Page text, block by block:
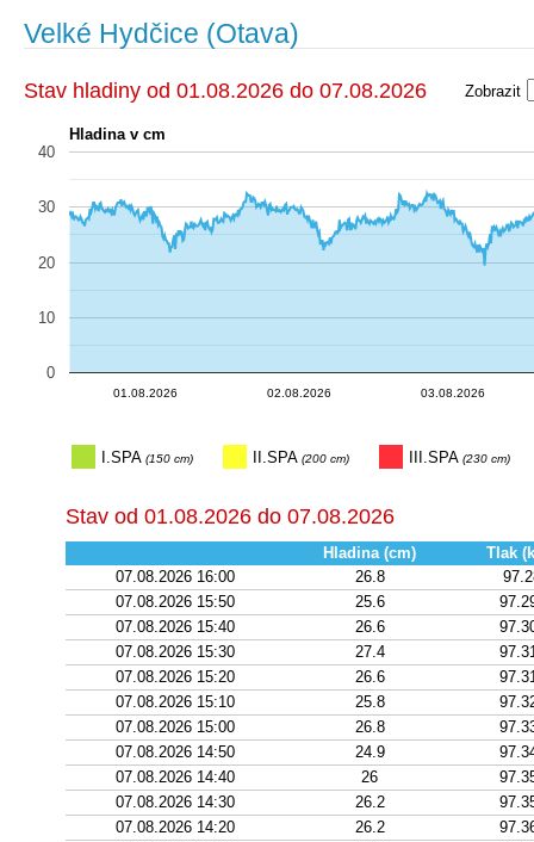
Velké Hydčice (Otava)
Stav hladiny od 01.08.2026 do 07.08.2026 Zobrazit
Hladina v cm
01.08.20…
01.08.20…
01.08.20… 02.08.20…02.08.20…
02.08.20…03.08.20… 03.08.20…03.08.20…
03.08.20…
0
10
20
30
40
01.08.2026 02.08.2026 03.08.2026
I.SPA (150 cm) II.SPA (200 cm) III.SPA (230 cm)
Stav od 01.08.2026 do 07.08.2026
Hladina (cm)
Tlak
07.08.2026 16:00
26.8
07.08.2026 15:50
25.6
07.08.2026 15:40
26.6
07.08.2026 15:30
27.4
07.08.2026 15:20
26.6
07.08.2026 15:10
25.8
07.08.2026 15:00
26.8
07.08.2026 14:50
24.9
07.08.2026 14:40
26
07.08.2026 14:30
26.2
07.08.2026 14:20
26.2